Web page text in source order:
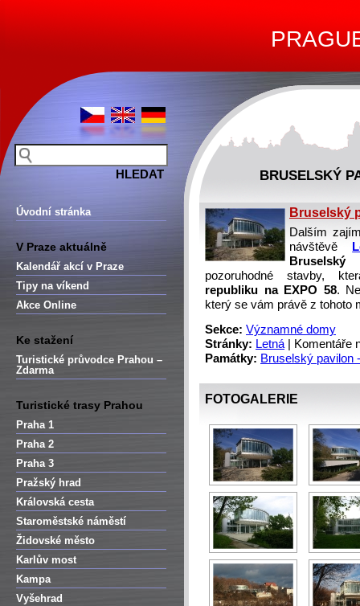
Úvodní stránka
V Praze aktuálně
Kalendář akcí v Praze
Tipy na víkend
Akce Online
Ke stažení
Turistické průvodce Prahou –
Zdarma
Turistické trasy Prahou
Praha 1
Praha 2
Praha 3
Pražský hrad
Královská cesta
Staroměstské náměstí
Židovské město
Karlův most
Kampa
Vyšehrad
BRUSELSKÝ
Bruselský
Dalším
návštěvě
Bruselský
pozoruhodné stavby,
republiku na EXPO 58.
který se vám právě z tohoto
Sekce: Významné domy
Stránky: Letná
Komentáře
Památky: Bruselský pavilon
FOTOGALERIE